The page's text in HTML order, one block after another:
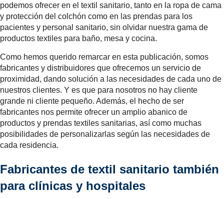
podemos ofrecer en el textil sanitario, tanto en la ropa de cama
y protección del colchón como en las prendas para los
pacientes y personal sanitario, sin olvidar nuestra gama de
productos textiles para baño, mesa y cocina.
Como hemos querido remarcar en esta publicación, somos
fabricantes y distribuidores que ofrecemos un servicio de
proximidad, dando solución a las necesidades de cada uno de
nuestros clientes. Y es que para nosotros no hay cliente
grande ni cliente pequeño. Además, el hecho de ser
fabricantes nos permite ofrecer un amplio abanico de
productos y prendas textiles sanitarias, así como muchas
posibilidades de personalizarlas según las necesidades de
cada residencia.
Fabricantes de textil sanitario también
para clínicas y hospitales